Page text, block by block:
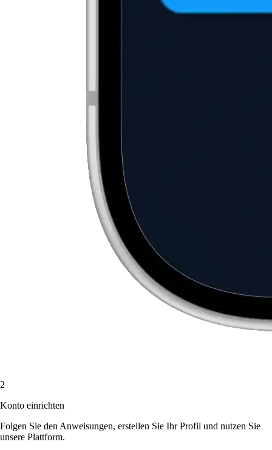
2
Konto einrichten
Folgen Sie den Anweisungen, erstellen Sie Ihr Profil und nutzen Sie
unsere Plattform.